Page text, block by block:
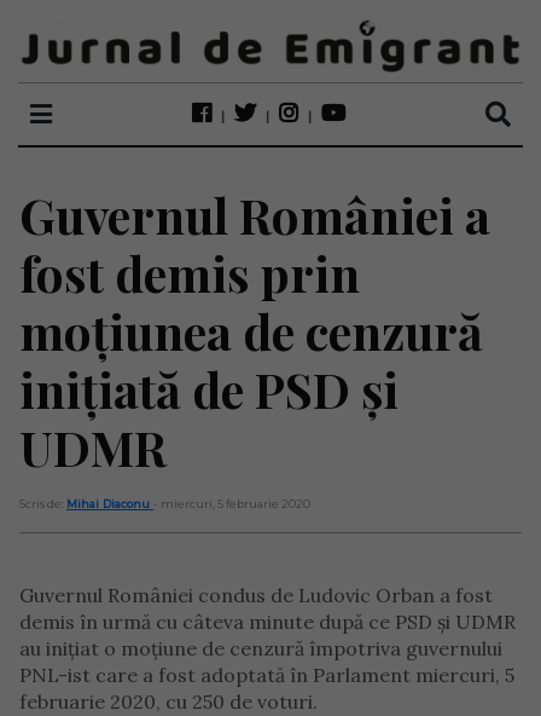
Guvernul României a
fost demis prin
moțiunea de cenzură
inițiată de PSD și
UDMR
Scris de: Mihai Diaconu - miercuri, 5 februarie 2020
Guvernul României condus de Ludovic Orban a fost
demis în urmă cu câteva minute după ce PSD și UDMR
au inițiat o moțiune de cenzură împotriva guvernului
PNL-ist care a fost adoptată în Parlament miercuri, 5
februarie 2020, cu 250 de voturi.